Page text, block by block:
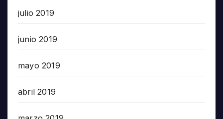
julio 2019
junio 2019
mayo 2019
abril 2019